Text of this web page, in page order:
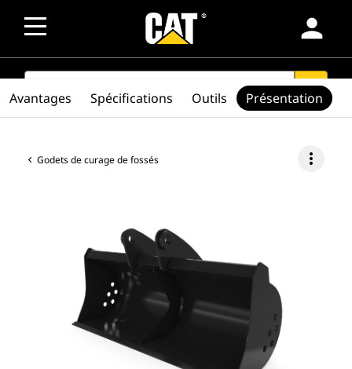
person
SEARCH search
Godets de curage de fossés more_vert
Avantages Spécifications Outils Présentation